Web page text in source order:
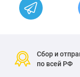
Сбор и
по всей РФ